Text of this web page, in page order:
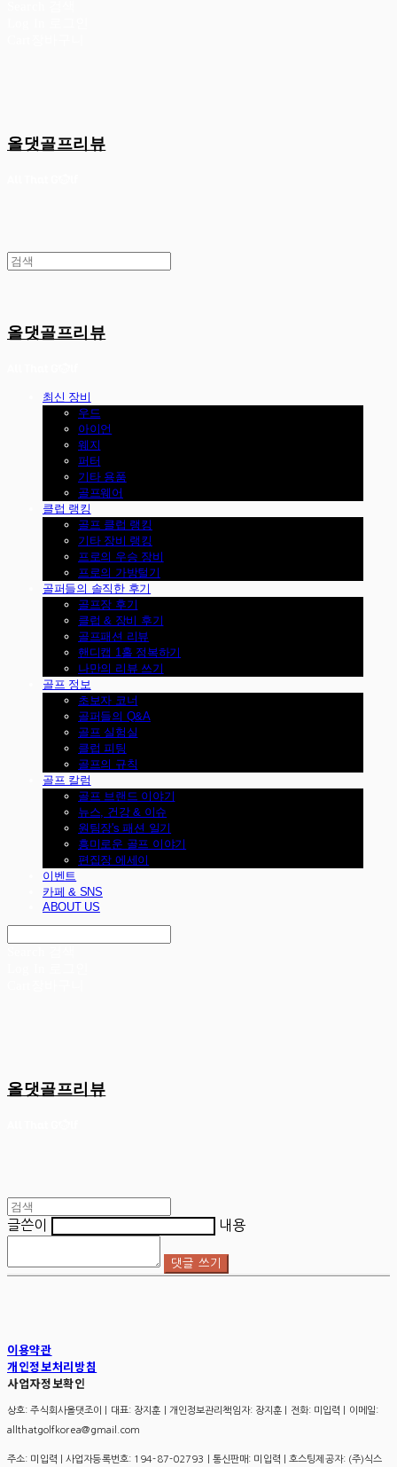
올댓골프리뷰
올댓골프리뷰
최신 장비
우드
아이언
웨지
퍼터
기타 용품
골프웨어
클럽 랭킹
골프 클럽 랭킹
기타 장비 랭킹
프로의 우승 장비
프로의 가방털기
골퍼들의 솔직한 후기
골프장 후기
클럽 & 장비 후기
골프패션 리뷰
핸디캡 1홀 정복하기
나만의 리뷰 쓰기
골프 정보
초보자 코너
골퍼들의 Q&A
골프 실험실
클럽 피팅
골프의 규칙
골프 칼럼
골프 브랜드 이야기
뉴스, 건강 & 이슈
원팀장's 패션 일기
흥미로운 골프 이야기
편집장 에세이
이벤트
카페 & SNS
ABOUT US
올댓골프리뷰
글쓴이 내용
댓글 쓰기
이용약관
개인정보처리방침
사업자정보확인
상호: 주식회사올댓조이 | 대표: 장지훈 | 개인정보관리책임자: 장지훈 | 전화: 미입력 | 이메일:
allthatgolfkorea@gmail.com
주소: 미입력 | 사업자등록번호: 194-87-02793 | 통신판매: 미입력 | 호스팅제공자: (주)식스